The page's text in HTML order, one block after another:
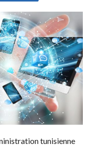
tunisienne